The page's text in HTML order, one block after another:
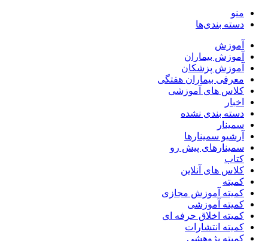
منو
دسته بندی‌ها
آموزش
آموزش بیماران
آموزش پزشکان
معرفی بیماران هفتگی
کلاس های آموزشی
اخبار
دسته بندی نشده
سمینار
آرشیو سمینارها
سمینارهای پیش رو
کتاب
کلاس های آنلاین
کمیته
کمیته آموزش مجازی
کمیته آموزشی
کمیته اخلاق حرفه ای
کمیته انتشارات
کمیته پژوهشی